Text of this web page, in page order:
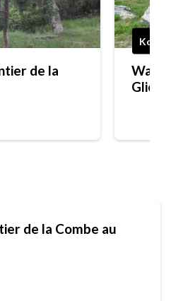
de la
de la Combe au